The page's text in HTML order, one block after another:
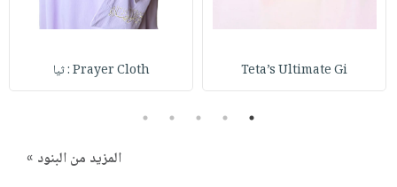
Teta’s Ultimate Gi Prayer Cloth : ثيا
1
2
3
4
5
المزيد من البنود »